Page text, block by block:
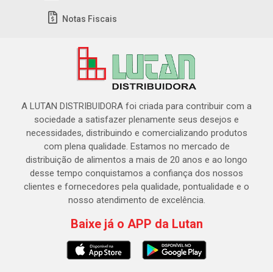
Notas Fiscais
A LUTAN DISTRIBUIDORA foi criada para contribuir com a
sociedade a satisfazer plenamente seus desejos e
necessidades, distribuindo e comercializando produtos
com plena qualidade. Estamos no mercado de
distribuição de alimentos a mais de 20 anos e ao longo
desse tempo conquistamos a confiança dos nossos
clientes e fornecedores pela qualidade, pontualidade e o
nosso atendimento de excelência.
Baixe já o APP da Lutan